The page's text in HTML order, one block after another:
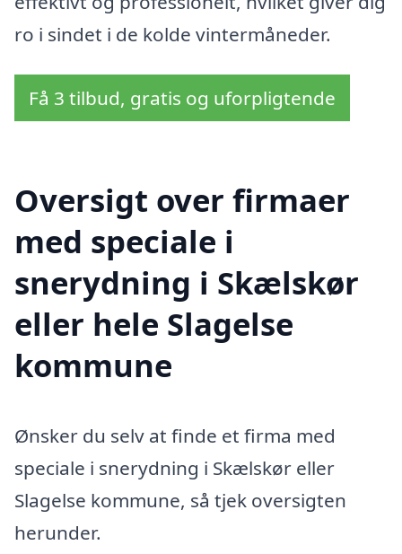
ro i sindet i de kolde vintermåneder.
Få 3 tilbud, gratis og uforpligtende
Oversigt over firmaer
med speciale i
snerydning i Skælskør
eller hele Slagelse
kommune
Ønsker du selv at finde et firma med
speciale i snerydning i Skælskør eller
Slagelse kommune, så tjek oversigten
herunder.